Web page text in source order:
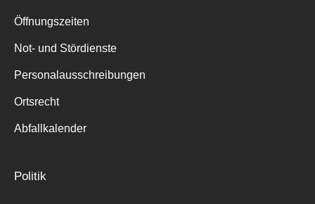
Öffnungszeiten
Not- und Stördienste
Personalausschreibungen
Ortsrecht
Abfallkalender
Politik